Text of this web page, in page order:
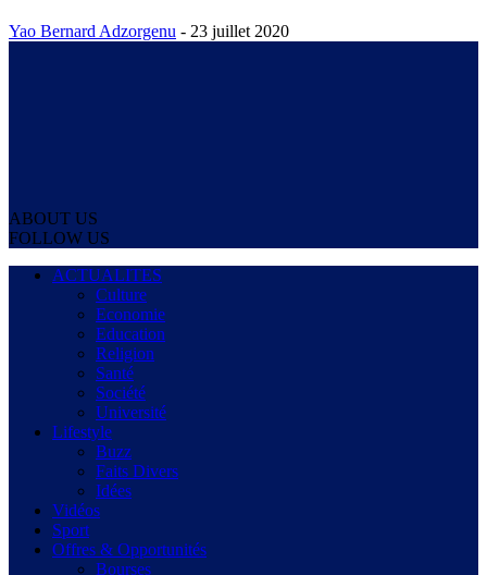
Yao Bernard Adzorgenu - 23 juillet 2020
ABOUT US
FOLLOW US
ACTUALITES
Culture
Economie
Education
Religion
Santé
Société
Université
Lifestyle
Buzz
Faits Divers
Idées
Vidéos
Sport
Offres & Opportunités
Bourses